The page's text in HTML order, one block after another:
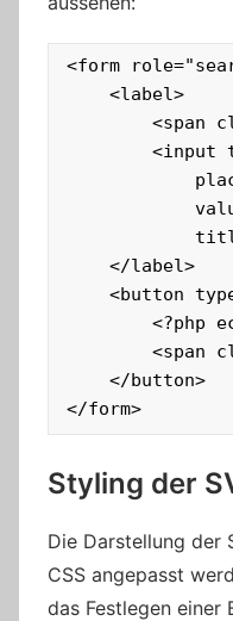
<form
</form>
Styling der
Die Darstellung der
CSS angepasst
das Festlegen einer